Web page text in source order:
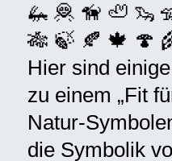
🦗 🦧 🦮 🦥 🦦
🎋 🍃 🍂 🍁 🍄
Hier sind
zu einem „Fit
Natur-
die Symbolik